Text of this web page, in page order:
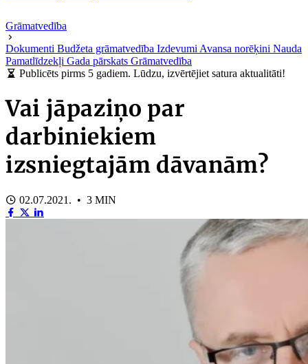
Grāmatvedība
Dokumenti Budžeta grāmatvedība Izdevumi Avansa norēķini Nauda
Pamatlīdzekļi Gada pārskats Grāmatvedība
Publicēts pirms 5 gadiem. Lūdzu, izvērtējiet satura aktualitāti!
Vai jāpaziņo par
darbiniekiem
izsniegtajām dāvanām?
02.07.2021. • 3 MIN